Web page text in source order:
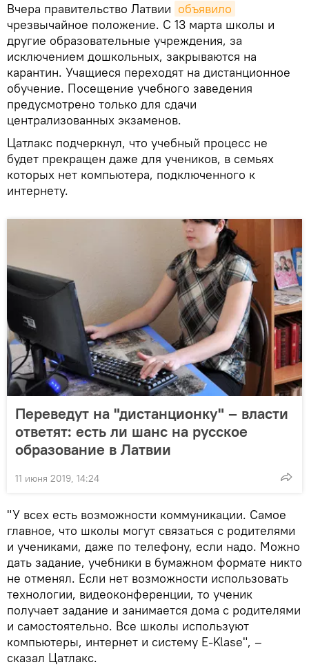
Вчера правительство Латвии объявило
чрезвычайное положение. С 13 марта школы и
другие образовательные учреждения, за
исключением дошкольных, закрываются на
карантин. Учащиеся переходят на дистанционное
обучение. Посещение учебного заведения
предусмотрено только для сдачи
централизованных экзаменов.
Цатлакс подчеркнул, что учебный процесс не
будет прекращен даже для учеников, в семьях
которых нет компьютера, подключенного к
интернету.
Переведут на "дистанционку" – власти
ответят: есть ли шанс на русское
образование в Латвии
11 июня 2019, 14:24
"У всех есть возможности коммуникации. Самое
главное, что школы могут связаться с родителями
и учениками, даже по телефону, если надо. Можно
дать задание, учебники в бумажном формате никто
не отменял. Если нет возможности использовать
технологии, видеоконференции, то ученик
получает задание и занимается дома с родителями
и самостоятельно. Все школы используют
компьютеры, интернет и систему E-Klase", –
сказал Цатлакс.